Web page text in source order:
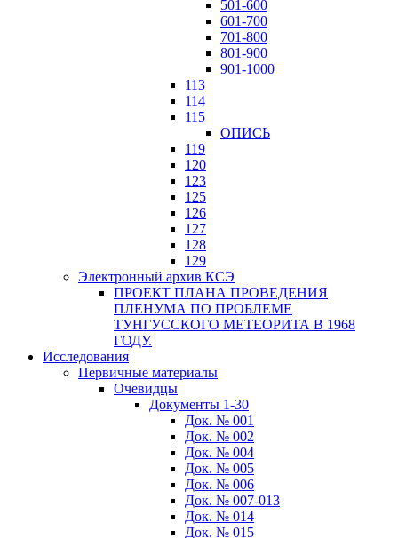
501-600
601-700
701-800
801-900
901-1000
113
114
115
ОПИСЬ
119
120
123
125
126
127
128
129
Электронный архив КСЭ
ПРОЕКТ ПЛАНА ПРОВЕДЕНИЯ
ПЛЕНУМА ПО ПРОБЛЕМЕ
ТУНГУССКОГО МЕТЕОРИТА В 1968
ГОДУ.
Исследования
Первичные материалы
Очевидцы
Документы 1-30
Док. № 001
Док. № 002
Док. № 004
Док. № 005
Док. № 006
Док. № 007-013
Док. № 014
Док. № 015